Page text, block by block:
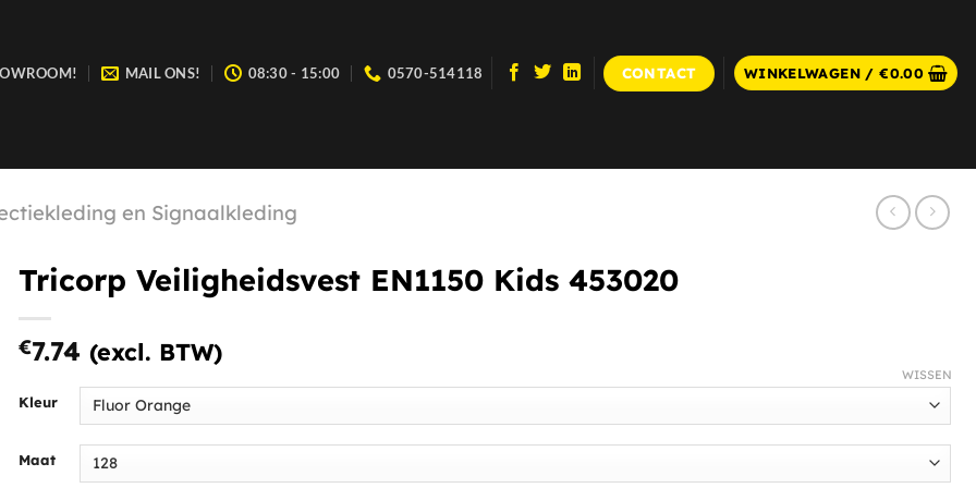
MAIL ONS! 08:30 - 15:00 0570-514118 CONTACT WINKELWAGEN /€0.00
wij zijn open van maandag t/m vrijdag tussen 08:30 en 15:00.
en Signaalkleding
Tricorp Veiligheidsvest EN1150 Kids 453020
€7.74 (excl. BTW)
Kleur
Maat
WISSEN